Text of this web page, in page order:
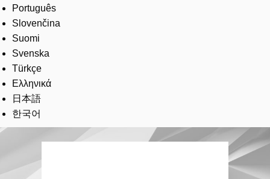
Português
Slovenčina
Suomi
Svenska
Türkçe
Ελληνικά
日本語
한국어